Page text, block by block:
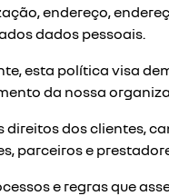
endereço,
dados pessoais.
esta política visa
da nossa
direitos dos clientes,
parceiros e
e regras que